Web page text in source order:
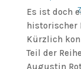
Es ist doch
historischer
Kürzlich
Teil der
Augustin